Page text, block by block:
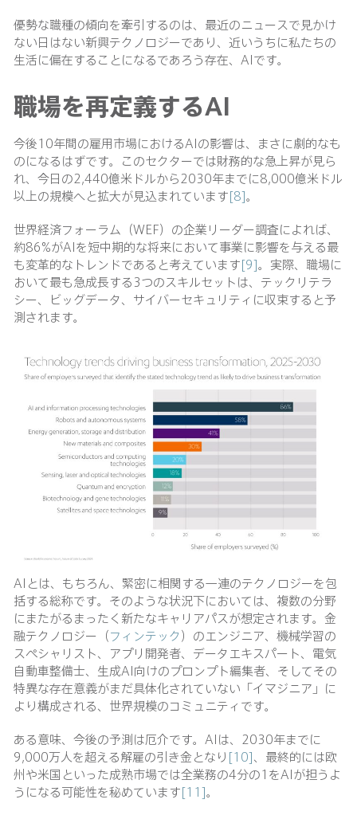
優勢な職種の傾向を牽引するのは、最近のニュースで見かけ
ない日はない新興テクノロジーであり、近いうちに私たちの
生活に偏在することになるであろう存在、AIです。
職場を再定義するAI
今後10年間の雇用市場におけるAIの影響は、まさに劇的なも
のになるはずです。このセクターでは財務的な急上昇が見ら
れ、今日の2,440億米ドルから2030年までに8,000億米ドル
以上の規模へと拡大が見込まれています[8]。
世界経済フォーラム（WEF）の企業リーダー調査によれば、
約86%がAIを短中期的な将来において事業に影響を与える最
も変革的なトレンドであると考えています[9]。実際、職場に
おいて最も急成長する3つのスキルセットは、テックリテラ
シー、ビッグデータ、サイバーセキュリティに収束すると予
測されます。
AIとは、もちろん、緊密に相関する一連のテクノロジーを包
括する総称です。そのような状況下においては、複数の分野
にまたがるまったく新たなキャリアパスが想定されます。金
融テクノロジー（フィンテック）のエンジニア、機械学習の
スペシャリスト、アプリ開発者、データエキスパート、電気
自動車整備士、生成AI向けのプロンプト編集者、そしてその
特異な存在意義がまだ具体化されていない「イマジニア」に
より構成される、世界規模のコミュニティです。
ある意味、今後の予測は厄介です。AIは、2030年までに
9,000万人を超える解雇の引き金となり [10]、最終的には欧
州や米国といった成熟市場では全業務の4分の1をAIが担うよ
うになる可能性を秘めています[11]。